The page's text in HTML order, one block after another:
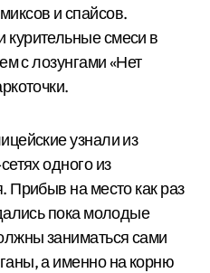
и спайсов.
смеси в
с лозунгами «Нет
узнали из
одного из
Прибыв на место как раз
пока молодые
заниматься сами
а именно на корню